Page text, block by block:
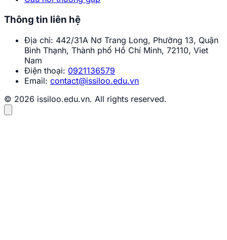
Thông tin liên hệ
Địa chỉ: 442/31A Nơ Trang Long, Phường 13, Quận
Bình Thạnh, Thành phố Hồ Chí Minh, 72110, Viet
Nam
Điện thoại: 0921136579
Email: contact@issiloo.edu.vn
© 2026 issiloo.edu.vn. All rights reserved.